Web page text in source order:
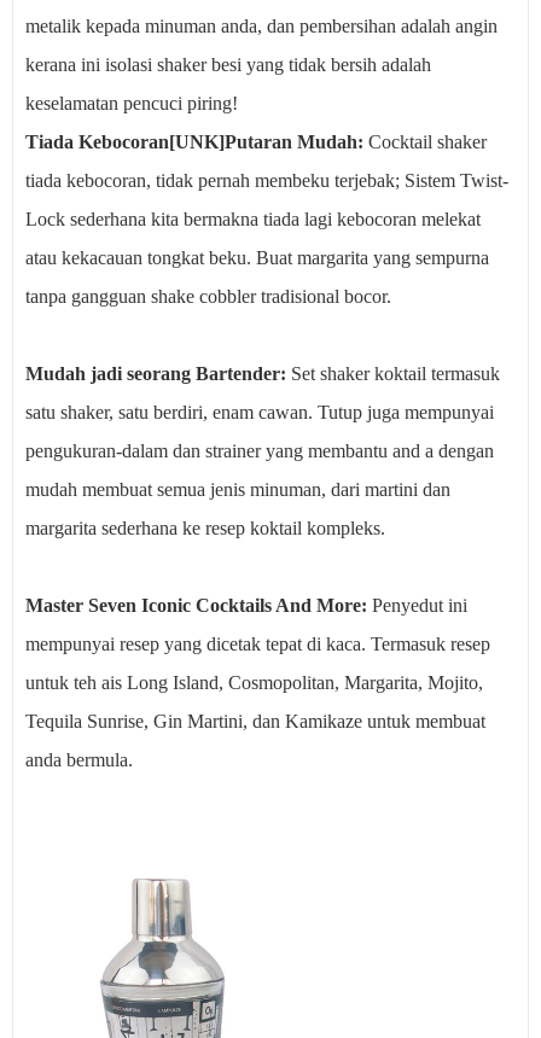
metalik kepada minuman anda, dan pembersihan adalah angin
kerana ini isolasi shaker besi yang tidak bersih adalah
keselamatan pencuci piring!
Tiada Kebocoran[UNK]Putaran Mudah: Cocktail shaker
tiada kebocoran, tidak pernah membeku terjebak; Sistem Twist-
Lock sederhana kita bermakna tiada lagi kebocoran melekat
atau kekacauan tongkat beku. Buat margarita yang sempurna
tanpa gangguan shake cobbler tradisional bocor.
Mudah jadi seorang Bartender: Set shaker koktail termasuk
satu shaker, satu berdiri, enam cawan. Tutup juga mempunyai
pengukuran-dalam dan strainer yang membantu and a dengan
mudah membuat semua jenis minuman, dari martini dan
margarita sederhana ke resep koktail kompleks.
Master Seven Iconic Cocktails And More: Penyedut ini
mempunyai resep yang dicetak tepat di kaca. Termasuk resep
untuk teh ais Long Island, Cosmopolitan, Margarita, Mojito,
Tequila Sunrise, Gin Martini, dan Kamikaze untuk membuat
anda bermula.